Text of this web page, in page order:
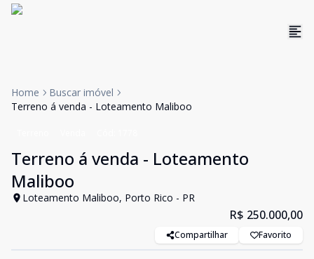
Home
Buscar imóvel
Terreno á venda - Loteamento Maliboo
Terreno á venda - Loteamento
Maliboo
Loteamento Maliboo, Porto Rico - PR
R$ 250.000,00
Compartilhar Favorito